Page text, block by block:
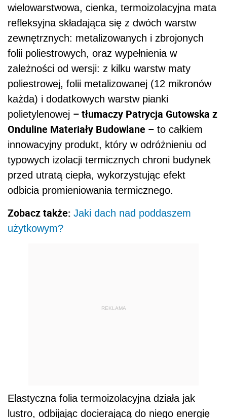
wielowarstwowa, cienka, termoizolacyjna mata
refleksyjna składająca się z dwóch warstw
zewnętrznych: metalizowanych i zbrojonych
folii poliestrowych, oraz wypełnienia w
zależności od wersji: z kilku warstw maty
poliestrowej, folii metalizowanej (12 mikronów
każda) i dodatkowych warstw pianki
polietylenowej – tłumaczy Patrycja Gutowska z
Onduline Materiały Budowlane – to całkiem
innowacyjny produkt, który w odróżnieniu od
typowych izolacji termicznych chroni budynek
przed utratą ciepła, wykorzystując efekt
odbicia promieniowania termicznego.
Zobacz także: Jaki dach nad poddaszem
użytkowym?
REKLAMA
Elastyczna folia termoizolacyjna działa jak
lustro, odbijając docierającą do niego energię